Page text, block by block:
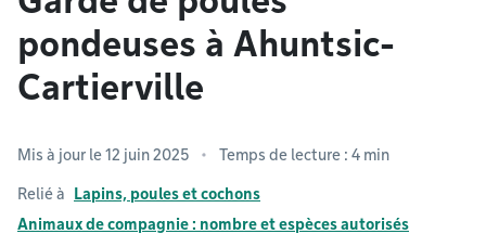
pondeuses à Ahuntsic-
Cartierville
Mis à jour le 12 juin 2025 Temps de lecture : 4 min
Relié à
Lapins, poules et cochons
Animaux de compagnie : nombre et espèces autorisés